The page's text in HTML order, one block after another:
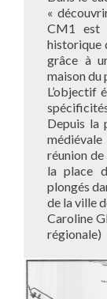
«
CM1 est
historique
grâce à
maison du
L’objectif
Depuis la
réunion
la place
plongés
de la ville
Caroline
régionale)